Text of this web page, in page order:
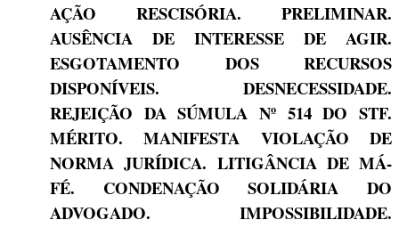
AÇÃO RESCISÓRIA. PRELIMINAR.
AUSÊNCIA DE INTERESSE DE AGIR.
ESGOTAMENTO DOS RECURSOS
DISPONÍVEIS. DESNECESSIDADE.
REJEIÇÃO DA SÚMULA Nº 514 DO STF.
MÉRITO. MANIFESTA VIOLAÇÃO DE
NORMA JURÍDICA. LITIGÂNCIA DE MÁ-
FÉ. CONDENAÇÃO SOLIDÁRIA DO
ADVOGADO. IMPOSSIBILIDADE.